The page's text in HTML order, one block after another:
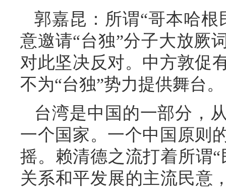
郭嘉昆：所谓“哥本哈
意邀请“台独”分子大放厥
对此坚决反对。中方敦促
不为“台独”势力提供舞台。
台湾是中国的一部分，
一个国家。一个中国原则
摇。赖清德之流打着所谓
关系和平发展的主流民意